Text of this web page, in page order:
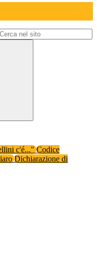
c'é..."Codice
Dichiarazione di